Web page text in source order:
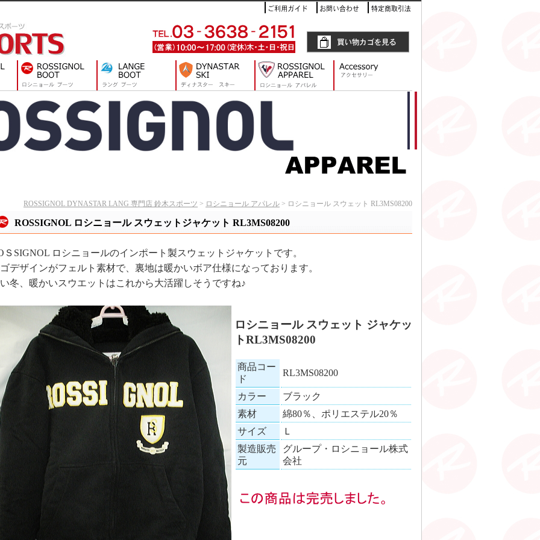
ROSSIGNOL DYNASTAR LANG 専門店 鈴木スポーツ > ロシニョール アパレル > ロシニョール スウェット RL3MS08200
ROSSIGNOL ロシニョール スウェットジャケット RL3MS08200
ＳSIGNOL ロシニョールのインポート製スウェットジャケットです。
デザインがフェルト素材で、裏地は暖かいボア仕様になっております。
冬、暖かいスウエットはこれから大活躍しそうですね♪
ロシニョール スウェット ジャケッ
トRL3MS08200
商品コー
ド
RL3MS08200
カラー
ブラック
素材
綿80％、ポリエステル20％
サイズ
Ｌ
製造販売
元
グループ・ロシニョール株式
会社